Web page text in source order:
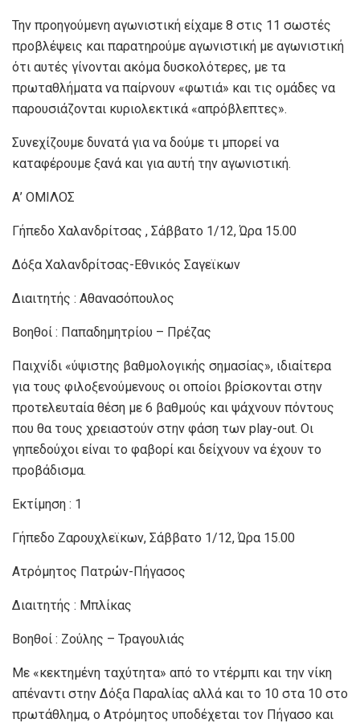
Την προηγούμενη αγωνιστική είχαμε 8 στις 11 σωστές
προβλέψεις και παρατηρούμε αγωνιστική με αγωνιστική
ότι αυτές γίνονται ακόμα δυσκολότερες, με τα
πρωταθλήματα να παίρνουν «φωτιά» και τις ομάδες να
παρουσιάζονται κυριολεκτικά «απρόβλεπτες».
Συνεχίζουμε δυνατά για να δούμε τι μπορεί να
καταφέρουμε ξανά και για αυτή την αγωνιστική.
Α’ ΟΜΙΛΟΣ
Γήπεδο Χαλανδρίτσας , Σάββατο 1/12, Ώρα 15.00
Δόξα Χαλανδρίτσας-Εθνικός Σαγεϊκων
Διαιτητής : Αθανασόπουλος
Βοηθοί : Παπαδημητρίου – Πρέζας
Παιχνίδι «ύψιστης βαθμολογικής σημασίας», ιδιαίτερα
για τους φιλοξενούμενους οι οποίοι βρίσκονται στην
προτελευταία θέση με 6 βαθμούς και ψάχνουν πόντους
που θα τους χρειαστούν στην φάση των play-out. Οι
γηπεδούχοι είναι το φαβορί και δείχνουν να έχουν το
προβάδισμα.
Εκτίμηση : 1
Γήπεδο Ζαρουχλεϊκων, Σάββατο 1/12, Ώρα 15.00
Ατρόμητος Πατρών-Πήγασος
Διαιτητής : Μπλίκας
Βοηθοί : Ζούλης – Τραγουλιάς
Με «κεκτημένη ταχύτητα» από το ντέρμπι και την νίκη
απέναντι στην Δόξα Παραλίας αλλά και το 10 στα 10 στο
πρωτάθλημα, ο Ατρόμητος υποδέχεται τον Πήγασο και